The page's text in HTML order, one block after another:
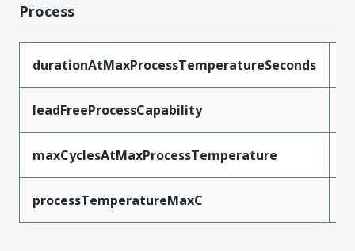
Process
durationAtMaxProcessTemperatureSeconds
leadFreeProcessCapability
maxCyclesAtMaxProcessTemperature
processTemperatureMaxC